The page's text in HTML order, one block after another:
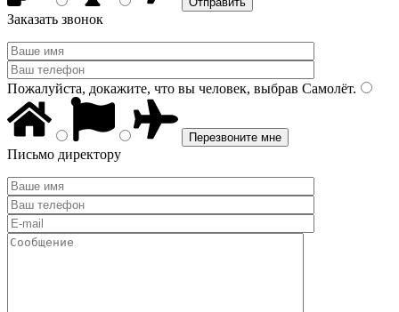
Заказать звонок
Пожалуйста, докажите, что вы человек, выбрав Самолёт.
Письмо директору